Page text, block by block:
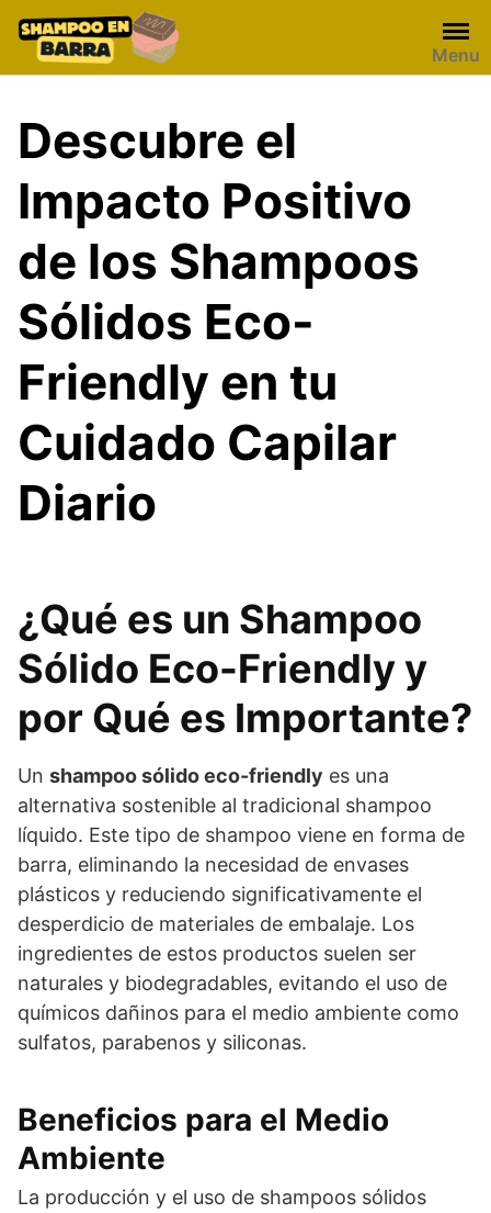
content
Menu
Descubre el
Impacto Positivo
de los Shampoos
Sólidos Eco-
Friendly en tu
Cuidado Capilar
Diario
¿Qué es un Shampoo
Sólido Eco-Friendly y
por Qué es Importante?
Un shampoo sólido eco-friendly es una
alternativa sostenible al tradicional shampoo
líquido. Este tipo de shampoo viene en forma de
barra, eliminando la necesidad de envases
plásticos y reduciendo significativamente el
desperdicio de materiales de embalaje. Los
ingredientes de estos productos suelen ser
naturales y biodegradables, evitando el uso de
químicos dañinos para el medio ambiente como
sulfatos, parabenos y siliconas.
Beneficios para el Medio
Ambiente
La producción y el uso de shampoos sólidos